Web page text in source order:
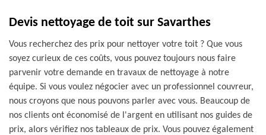
Devis nettoyage de toit sur Savarthes
Vous recherchez des prix pour nettoyer votre toit ? Que vous
soyez curieux de ces coûts, vous pouvez toujours nous faire
parvenir votre demande en travaux de nettoyage à notre
équipe. Si vous voulez négocier avec un professionnel couvreur,
nous croyons que nous pouvons parler avec vous. Beaucoup de
nos clients ont économisé de l'argent en utilisant nos guides de
prix, alors vérifiez nos tableaux de prix. Vous pouvez également